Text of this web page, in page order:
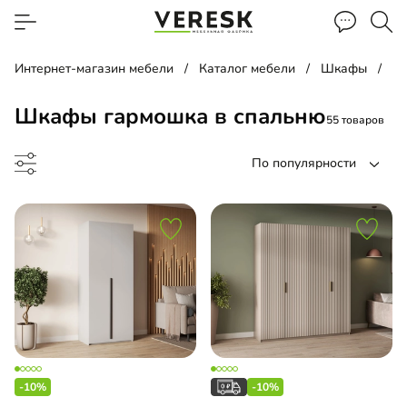
Интернет-магазин мебели Каталог мебели Шкафы
Шкафы гармошка в спальню55 товаров
По популярности
до
-10% -10%